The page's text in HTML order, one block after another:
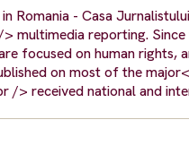
Romania - Casa
reporting.
focused on human rights,
on most of the
/> received national and